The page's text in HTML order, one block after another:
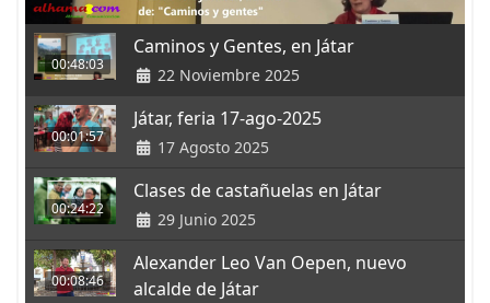
00:48:03
Caminos y Gentes, en Játar
22 Noviembre 2025
00:01:57
Játar, feria 17-ago-2025
17 Agosto 2025
00:24:22
Clases de castañuelas en Játar
29 Junio 2025
00:08:46
Alexander Leo Van Oepen, nuevo
alcalde de Játar